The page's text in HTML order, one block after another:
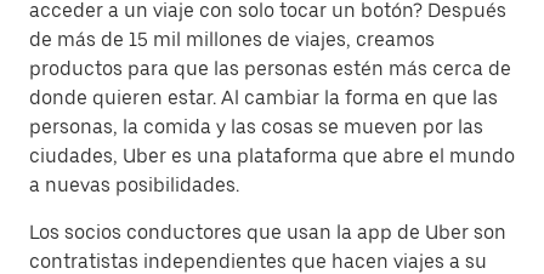
acceder a un viaje con solo tocar un botón? Después
de más de 15 mil millones de viajes, creamos
productos para que las personas estén más cerca de
donde quieren estar. Al cambiar la forma en que las
personas, la comida y las cosas se mueven por las
ciudades, Uber es una plataforma que abre el mundo
a nuevas posibilidades.
Los socios conductores que usan la app de Uber son
contratistas independientes que hacen viajes a su